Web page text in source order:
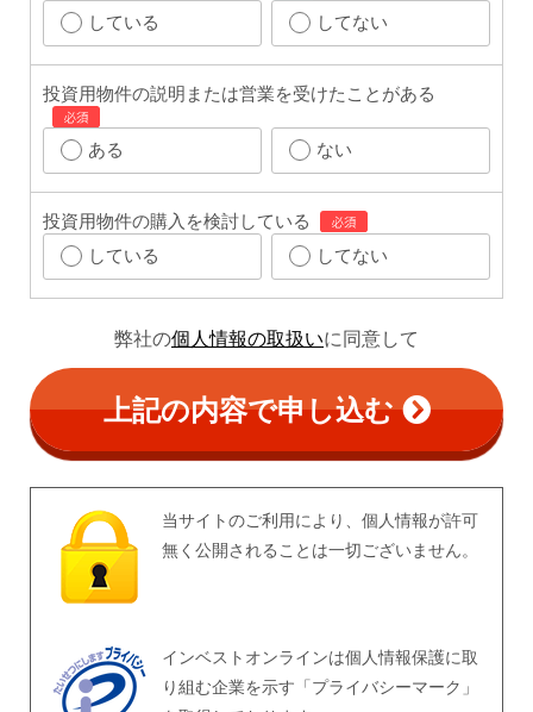
している
してない
投資用物件の説明 または営業を受けたことがある
ある ない
投資用物件の購入を検討している
している
してない
弊社の個人情報の取扱いに同意して
上記の内容で申し込む
当サイトのご利用により、個人情報が許可
無く公開されることは一切ございません。
インベストオンラインは個人情報保護に取
り組む企業を示す「 プライバシーマーク 」